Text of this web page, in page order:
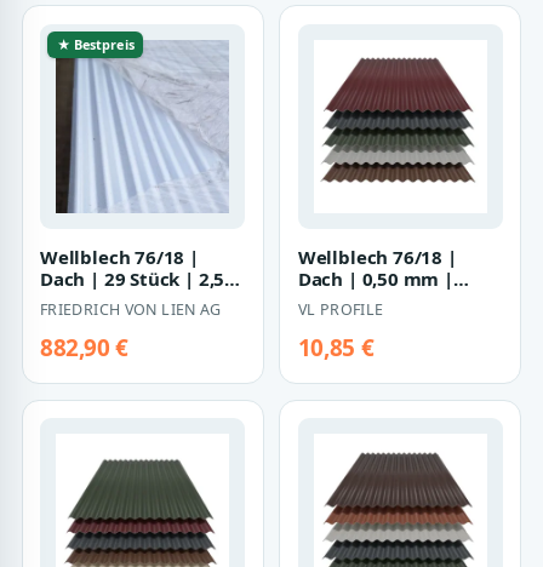
★ Bestpreis
Wellblech 76/18 |
Dach | 29 Stück | 2,50
m Länge | Aluzink
FRIEDRICH VON LIEN AG
882,90 €
Wellblech 76/18 |
Dach | 0,50 mm |
Stahl | Aluzink, 25 µm
Polyester
VL PROFILE
10,85 €